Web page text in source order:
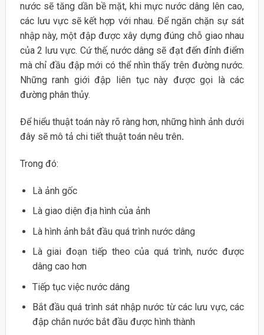
nước sẽ tăng dần bề mặt, khi mực nước dâng lên cao,
các lưu vực sẽ kết hợp với nhau. Để ngăn chặn sự sát
nhập này, một đập được xây dựng đúng chỗ giao nhau
của 2 lưu vực. Cứ thế, nước dâng sẽ đạt đến đỉnh điểm
mà chỉ đầu đập mới có thể nhìn thấy trên đường nước.
Những ranh giới đập liên tục này được gọi là các
đường phân thủy.
Để hiểu thuật toán này rõ ràng hơn, những hình ảnh dưới
đây sẽ mô tả chi tiết thuật toán nêu trên.
Trong đó:
Là ảnh gốc
Là giao diện địa hình của ảnh
Là hình ảnh bắt đầu quá trình nước dâng
Là giai đoạn tiếp theo của quá trình, nước được
dâng cao hơn
Tiếp tục việc nước dâng
Bắt đầu quá trình sát nhập nước từ các lưu vực, các
đập chắn nước bắt đầu được hình thành